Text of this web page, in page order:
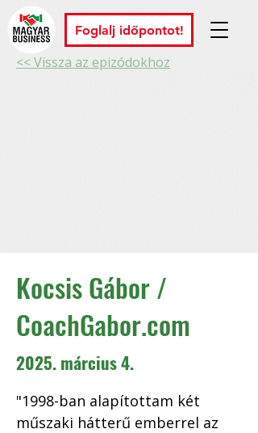
Foglalj időpontot!
<< Vissza az epizódokhoz
Kocsis Gábor /
CoachGabor.com
2025. március 4.
"1998-ban alapítottam két
műszaki hátterű emberrel az